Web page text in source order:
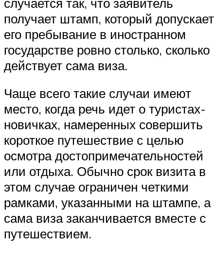
получает штамп, который допускает
его пребывание в иностранном
государстве ровно столько, сколько
действует сама виза.
Чаще всего такие случаи имеют
место, когда речь идет о туристах-
новичках, намеренных совершить
короткое путешествие с целью
осмотра достопримечательностей
или отдыха. Обычно срок визита в
этом случае ограничен четкими
рамками, указанными на штампе, а
сама виза заканчивается вместе с
путешествием.